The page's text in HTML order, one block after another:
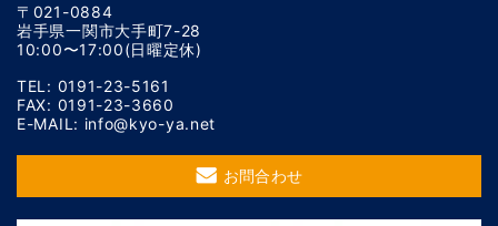
〒021-0884
岩手県一関市大手町7-28
10:00〜17:00(日曜定休)
TEL: 0191-23-5161
FAX: 0191-23-3660
E-MAIL: info@kyo-ya.net
お問合わせ